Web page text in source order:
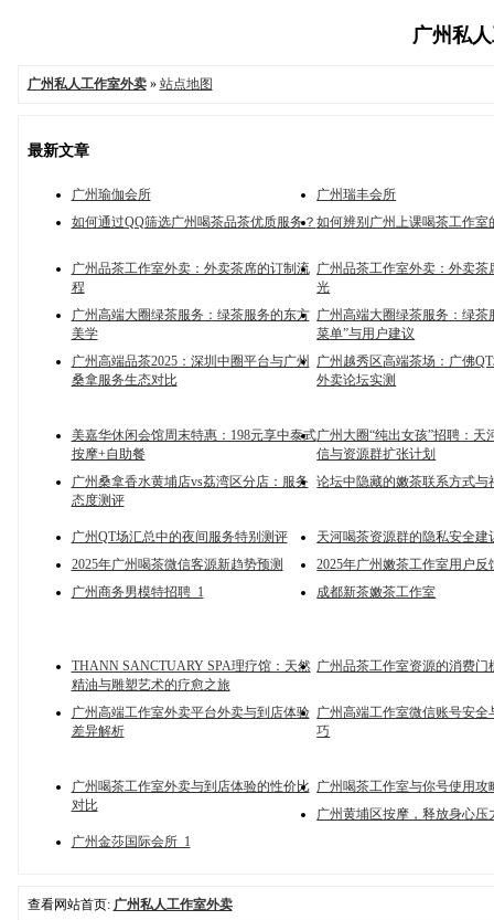
广州私
广州私人工作室外卖» 站点地图
最新文章
广州瑜伽会所
广州瑞丰会所
如何通过QQ筛选广州喝茶品茶优质服务？ 如何辨别广州上课喝茶工作室
广州品茶工作室外卖：外卖茶席的订制流
程
广州品茶工作室外卖：外卖茶
光
广州高端大圈绿茶服务：绿茶服务的东方
美学
广州高端大圈绿茶服务：绿茶
菜单”与用户建议
广州高端品茶2025：深圳中圈平台与广州
桑拿服务生态对比
广州越秀区高端茶场：广佛
外卖论坛实测
美嘉华休闲会馆周末特惠：198元享中泰式
按摩+自助餐
广州大圈“纯出女孩”招聘：天
信与资源群扩张计划
广州桑拿香水黄埔店vs荔湾区分店：服务
态度测评
论坛中隐藏的嫩茶联系方式与
广州QT场汇总中的夜间服务特别测评
天河喝茶资源群的隐私安全建
2025年广州喝茶微信客源新趋势预测
2025年广州嫩茶工作室用户反
广州商务男模特招聘_1
成都新茶嫩茶工作室
THANN SANCTUARY SPA理疗馆：天然
精油与雕塑艺术的疗愈之旅
广州品茶工作室资源的消费门
广州高端工作室外卖平台外卖与到店体验
差异解析
广州高端工作室微信账号安全
巧
广州喝茶工作室外卖与到店体验的性价比
对比
广州喝茶工作室与你号使用攻
广州黄埔区按摩，释放身心压
广州金莎国际会所_1
查看网站首页: 广州私人工作室外卖